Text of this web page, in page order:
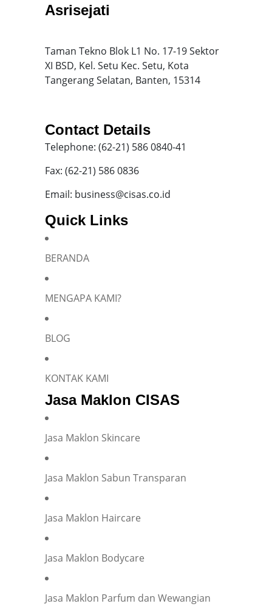
Asrisejati
Taman Tekno Blok L1 No. 17-19 Sektor
XI BSD, Kel. Setu Kec. Setu, Kota
Tangerang Selatan, Banten, 15314
Contact Details
Telephone: (62-21) 586 0840-41
Fax: (62-21) 586 0836
Email: business@cisas.co.id
Quick Links
BERANDA
MENGAPA KAMI?
BLOG
KONTAK KAMI
Jasa Maklon CISAS
Jasa Maklon Skincare
Jasa Maklon Sabun Transparan
Jasa Maklon Haircare
Jasa Maklon Bodycare
Jasa Maklon Parfum dan Wewangian